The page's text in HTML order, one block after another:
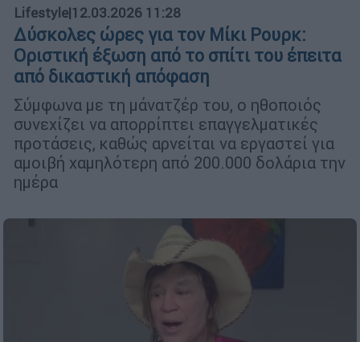
Lifestyle|12.03.2026 11:28
Δύσκολες ώρες για τον Μίκι Ρουρκ:
Οριστική έξωση από το σπίτι του έπειτα
από δικαστική απόφαση
Σύμφωνα με τη μάνατζέρ του, ο ηθοποιός
συνεχίζει να απορρίπτει επαγγελματικές
προτάσεις, καθώς αρνείται να εργαστεί για
αμοιβή χαμηλότερη από 200.000 δολάρια την
ημέρα